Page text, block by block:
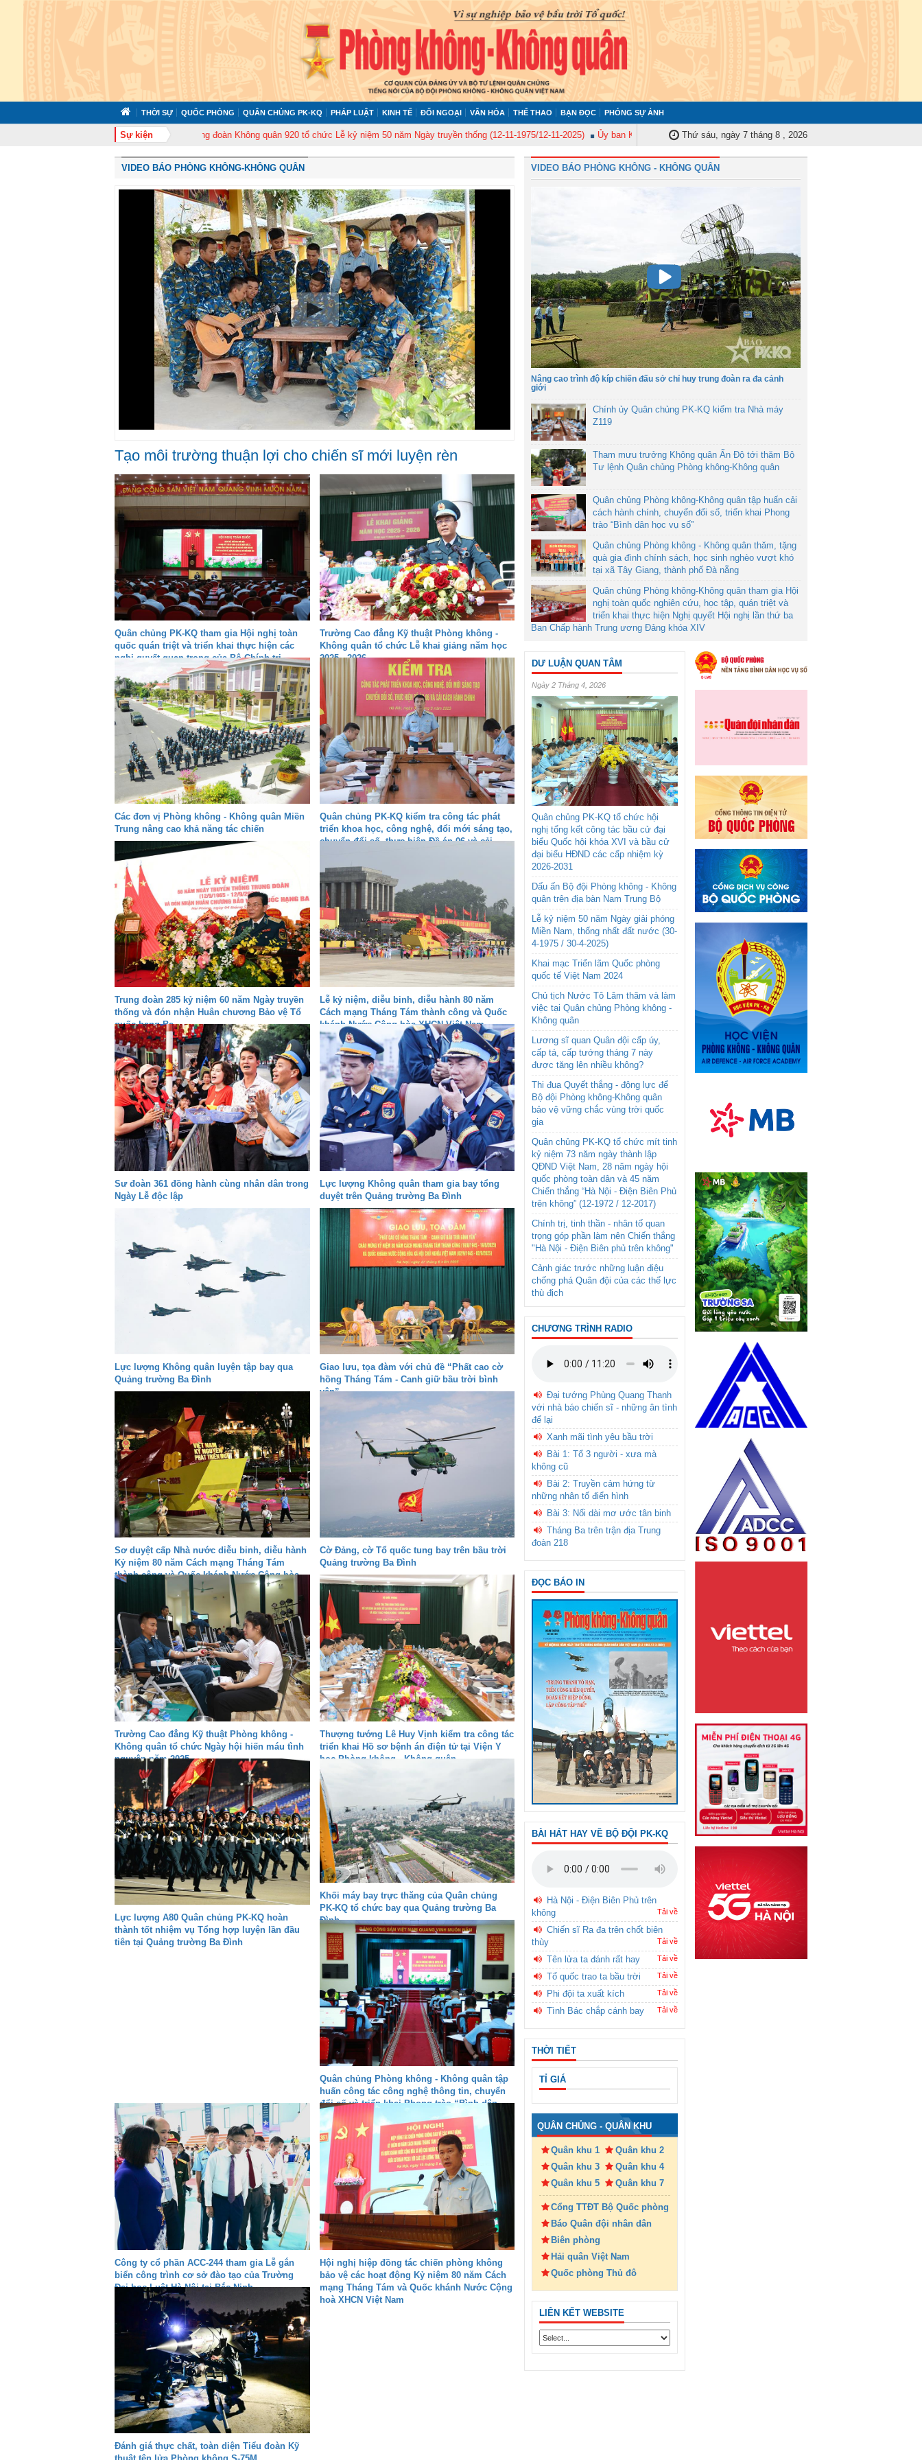
THỜI SỰ QUỐC PHÒNG QUÂN CHỦNG PK-KQ PHÁP LUẬT KINH TẾ ĐỐI NGOẠI VĂN HÓA THỂ THAO BẠN ĐỌC PHÓNG SỰ ẢNH
Sự kiện
chức tập huấn cán bộ năm 2026 Trung đoàn Không quân 920 tổ chức Lễ kỷ niệm 50 năm Ngày truyền thống (12-11-1975/12-11-2025) Ủy ban Kiểm tra Quân ủy Trung ương tập huấn nghiệp vụ công tác kiểm tra, giám sát năm
Thứ sáu, ngày 7 tháng 8 , 2026
VIDEO BÁO PHÒNG KHÔNG-KHÔNG QUÂN
Tạo môi trường thuận lợi cho chiến sĩ mới luyện rèn
Quân chủng PK-KQ tham gia Hội nghị toàn
quốc quán triệt và triển khai thực hiện các
nghị quyết quan trọng của Bộ Chính trị
Trường Cao đẳng Kỹ thuật Phòng không -
Không quân tổ chức Lễ khai giảng năm học
2025 - 2026
Các đơn vị Phòng không - Không quân Miền
Trung nâng cao khả năng tác chiến
Quân chủng PK-KQ kiểm tra công tác phát
triển khoa học, công nghệ, đổi mới sáng tạo,
chuyển đổi số, thực hiện Đề án 06 và cải
Trung đoàn 285 kỷ niệm 60 năm Ngày truyền
thống và đón nhận Huân chương Bảo vệ Tổ
quốc hạng Ba
Lễ kỷ niệm, diễu binh, diễu hành 80 năm
Cách mạng Tháng Tám thành công và Quốc
khánh Nước Cộng hòa XHCN Việt Nam
Sư đoàn 361 đồng hành cùng nhân dân trong
Ngày Lễ độc lập
Lực lượng Không quân tham gia bay tổng
duyệt trên Quảng trường Ba Đình
Lực lượng Không quân luyện tập bay qua
Quảng trường Ba Đình
Giao lưu, tọa đàm với chủ đề “Phất cao cờ
hồng Tháng Tám - Canh giữ bầu trời bình
yên”
Sơ duyệt cấp Nhà nước diễu binh, diễu hành
Kỷ niệm 80 năm Cách mạng Tháng Tám
thành công và Quốc khánh Nước Cộng hòa
xã hội chủ nghĩa Việt Nam
Cờ Đảng, cờ Tổ quốc tung bay trên bầu trời
Quảng trường Ba Đình
Trường Cao đẳng Kỹ thuật Phòng không -
Không quân tổ chức Ngày hội hiến máu tình
nguyện năm 2025
Thượng tướng Lê Huy Vịnh kiểm tra công tác
triển khai Hồ sơ bệnh án điện tử tại Viện Y
học Phòng không - Không quân
Lực lượng A80 Quân chủng PK-KQ hoàn
thành tốt nhiệm vụ Tổng hợp luyện lần đầu
tiên tại Quảng trường Ba Đình
Khối máy bay trực thăng của Quân chủng
PK-KQ tổ chức bay qua Quảng trường Ba
Đình
Quân chủng Phòng không - Không quân tập
huấn công tác công nghệ thông tin, chuyển
đổi số và triển khai Phong trào “Bình dân
học vụ số” năm 2025
Công ty cổ phần ACC-244 tham gia Lễ gắn
biển công trình cơ sở đào tạo của Trường
Đại học Luật Hà Nội tại Bắc Ninh
Hội nghị hiệp đồng tác chiến phòng không
bảo vệ các hoạt động Kỷ niệm 80 năm Cách
mạng Tháng Tám và Quốc khánh Nước Cộng
hoà XHCN Việt Nam
Đánh giá thực chất, toàn diện Tiểu đoàn Kỹ
VIDEO BÁO PHÒNG KHÔNG - KHÔNG QUÂN
Nâng cao trình độ kíp chiến đấu sở chỉ huy trung đoàn ra đa cảnh
giới
Chính ủy Quân chủng PK-KQ kiểm tra Nhà máy
Z119
Tham mưu trưởng Không quân Ấn Độ tới thăm Bộ
Tư lệnh Quân chủng Phòng không-Không quân
Quân chủng Phòng không-Không quân tập huấn cải
cách hành chính, chuyển đổi số, triển khai Phong
trào “Bình dân học vụ số”
Quân chủng Phòng không - Không quân thăm, tặng
quà gia đình chính sách, học sinh nghèo vượt khó
tại xã Tây Giang, thành phố Đà nẵng
Quân chủng Phòng không-Không quân tham gia Hội
nghị toàn quốc nghiên cứu, học tập, quán triệt và
triển khai thực hiện Nghị quyết Hội nghị lần thứ ba
Ban Chấp hành Trung ương Đảng khóa XIV
DƯ LUẬN QUAN TÂM
Ngày 2 Tháng 4, 2026
Quân chủng PK-KQ tổ chức hội
nghị tổng kết công tác bầu cử đại
biểu Quốc hội khóa XVI và bầu cử
đại biểu HĐND các cấp nhiệm kỳ
2026-2031
Dấu ấn Bộ đội Phòng không - Không
quân trên địa bàn Nam Trung Bộ
Lễ kỷ niệm 50 năm Ngày giải phóng
Miền Nam, thống nhất đất nước (30-
4-1975 / 30-4-2025)
Khai mạc Triển lãm Quốc phòng
quốc tế Việt Nam 2024
Chủ tịch Nước Tô Lâm thăm và làm
việc tại Quân chủng Phòng không -
Không quân
Lương sĩ quan Quân đội cấp úy,
cấp tá, cấp tướng tháng 7 này
được tăng lên nhiều không?
Thi đua Quyết thắng - động lực để
Bộ đội Phòng không-Không quân
bảo vệ vững chắc vùng trời quốc
gia
Quân chủng PK-KQ tổ chức mít tinh
kỷ niệm 73 năm ngày thành lập
QĐND Việt Nam, 28 năm ngày hội
quốc phòng toàn dân và 45 năm
Chiến thắng “Hà Nội - Điện Biên Phủ
trên không” (12-1972 / 12-2017)
Chính trị, tinh thần - nhân tố quan
trọng góp phần làm nên Chiến thắng
"Hà Nội - Điện Biên phủ trên không"
Cảnh giác trước những luận điệu
chống phá Quân đội của các thế lực
thù địch
CHƯƠNG TRÌNH RADIO
Đại tướng Phùng Quang Thanh
với nhà báo chiến sĩ - những ân tình
để lại
Xanh mãi tình yêu bầu trời
Bài 1: Tổ 3 người - xưa mà
không cũ
Bài 2: Truyền cảm hứng từ
những nhân tố điển hình
Bài 3: Nối dài mơ ước tân binh
Tháng Ba trên trận địa Trung
đoàn 218
ĐỌC BÁO IN
BÀI HÁT HAY VỀ BỘ ĐỘI PK-KQ
Hà Nội - Điện Biên Phủ trên
không
Tải về
Chiến sĩ Ra đa trên chốt biên
thùy
Tải về
Tên lửa ta đánh rất hay Tải về
Tổ quốc trao ta bầu trời Tải về
Phi đội ta xuất kích Tải về
Tình Bác chắp cánh bay Tải về
THỜI TIẾT
TỈ GIÁ
QUÂN CHỦNG - QUÂN KHU
Quân khu 1
Quân khu 2
Quân khu 3
Quân khu 4
Quân khu 5
Quân khu 7
Cổng TTĐT Bộ Quốc phòng
Báo Quân đội nhân dân
Biên phòng
Hải quân Việt Nam
Quốc phòng Thủ đô
LIÊN KẾT WEBSITE